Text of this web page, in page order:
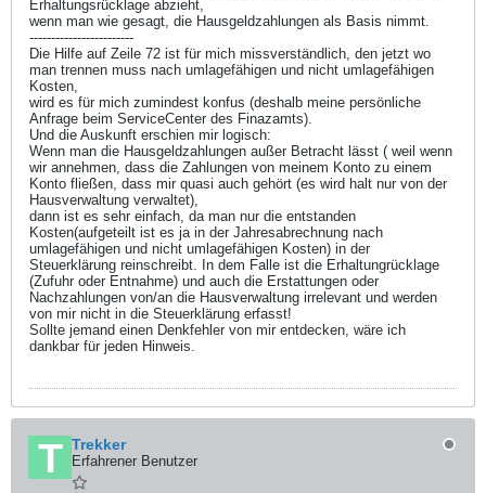
Erhaltungsrücklage abzieht,
wenn man wie gesagt, die Hausgeldzahlungen als Basis nimmt.
------------------------
Die Hilfe auf Zeile 72 ist für mich missverständlich, den jetzt wo
man trennen muss nach umlagefähigen und nicht umlagefähigen
Kosten,
wird es für mich zumindest konfus (deshalb meine persönliche
Anfrage beim ServiceCenter des Finazamts).
Und die Auskunft erschien mir logisch:
Wenn man die Hausgeldzahlungen außer Betracht lässt ( weil wenn
wir annehmen, dass die Zahlungen von meinem Konto zu einem
Konto fließen, dass mir quasi auch gehört (es wird halt nur von der
Hausverwaltung verwaltet),
dann ist es sehr einfach, da man nur die entstanden
Kosten(aufgeteilt ist es ja in der Jahresabrechnung nach
umlagefähigen und nicht umlagefähigen Kosten) in der
Steuerklärung reinschreibt. In dem Falle ist die Erhaltungrücklage
(Zufuhr oder Entnahme) und auch die Erstattungen oder
Nachzahlungen von/an die Hausverwaltung irrelevant und werden
von mir nicht in die Steuerklärung erfasst!
Sollte jemand einen Denkfehler von mir entdecken, wäre ich
dankbar für jeden Hinweis.
Trekker
Erfahrener Benutzer